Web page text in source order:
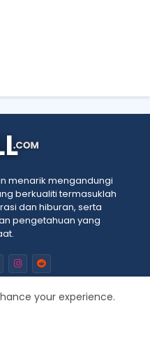
menarik mengandungi
berkualiti termasuklah
dan hiburan, serta
pengetahuan yang
your experience.